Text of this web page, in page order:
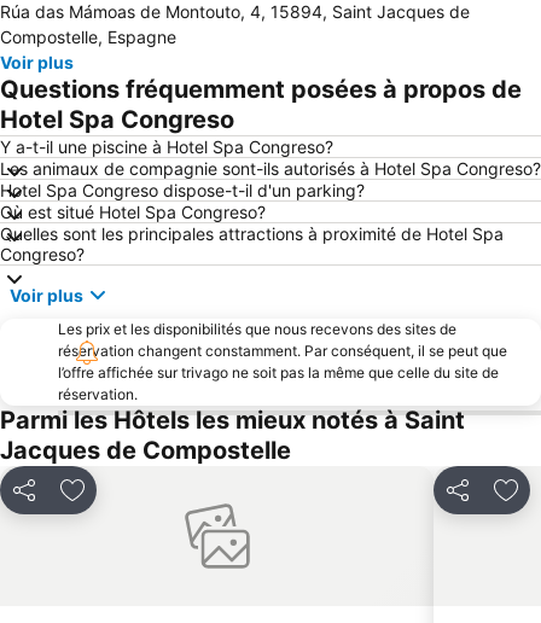
Place de l'Obradoiro
Dos Reis
San Martín Pinario
Albergue de Peregrinos de Santa Irene
Semaine Verte de Galice
Area de Reboredo
Acuario de O Grove
Rúa das Mámoas de Montouto, 4, 15894, Saint Jacques de
Compostelle, Espagne
Voir plus
Questions fréquemment posées à propos de
Hotel Spa Congreso
Y a-t-il une piscine à Hotel Spa Congreso?
Les animaux de compagnie sont-ils autorisés à Hotel Spa Congreso?
Hotel Spa Congreso dispose-t-il d'un parking?
Où est situé Hotel Spa Congreso?
Quelles sont les principales attractions à proximité de Hotel Spa
Congreso?
Voir plus
Les prix et les disponibilités que nous recevons des sites de
réservation changent constamment. Par conséquent, il se peut que
l’offre affichée sur trivago ne soit pas la même que celle du site de
réservation.
Parmi les Hôtels les mieux notés à Saint
Jacques de Compostelle
PartagerAjouter à mes favoris Partager